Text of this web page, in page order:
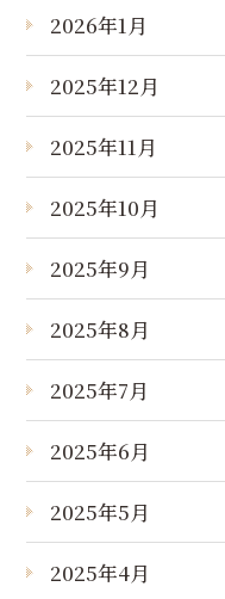
2026年1月
2025年12月
2025年11月
2025年10月
2025年9月
2025年8月
2025年7月
2025年6月
2025年5月
2025年4月